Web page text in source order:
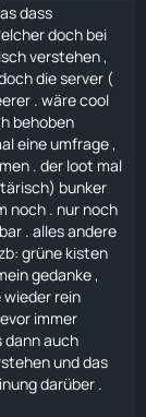
dass
doch bei
verstehen ,
die server (
. wäre cool
behoben
eine umfrage ,
. der loot mal
bunker
noch . nur noch
. alles andere
grüne kisten
gedanke ,
rein
immer
dann auch
und das
darüber .